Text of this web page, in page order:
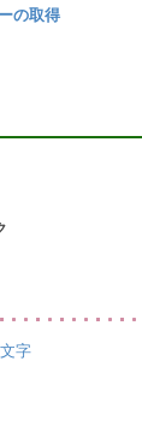
の取得
字